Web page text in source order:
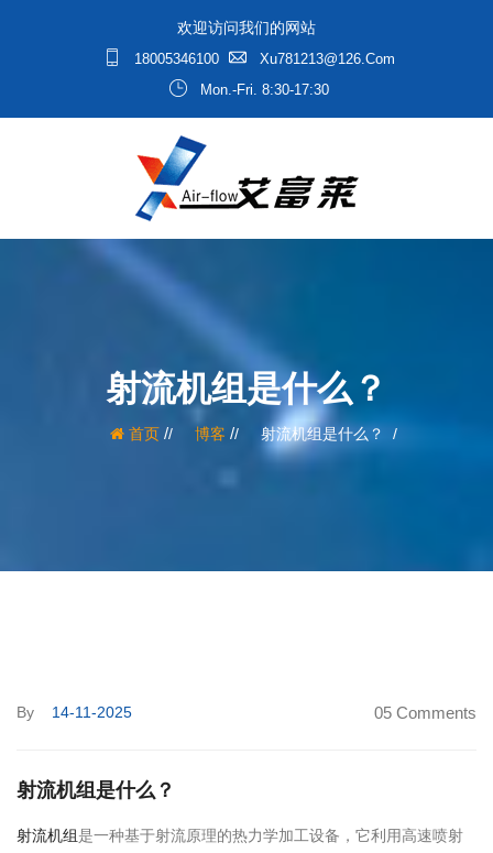
欢迎访问我们的网站
18005346100
Xu781213@126.com
Mon.-Fri. 8:30-17:30
射流机组是什么？
首页/ 博客 / 射流机组是什么？
By 14-11-2025 05 Comments
射流机组是什么？
射流机组是一种基于射流原理的热力学加工设备，它利用高速喷射